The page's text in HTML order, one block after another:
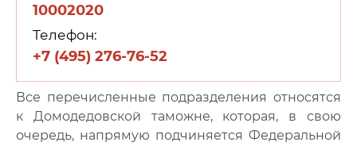
10002020
Телефон:
+7 (495) 276-76-52
Все перечисленные подразделения относятся
к Домодедовской таможне, которая, в свою
очередь, напрямую подчиняется Федеральной